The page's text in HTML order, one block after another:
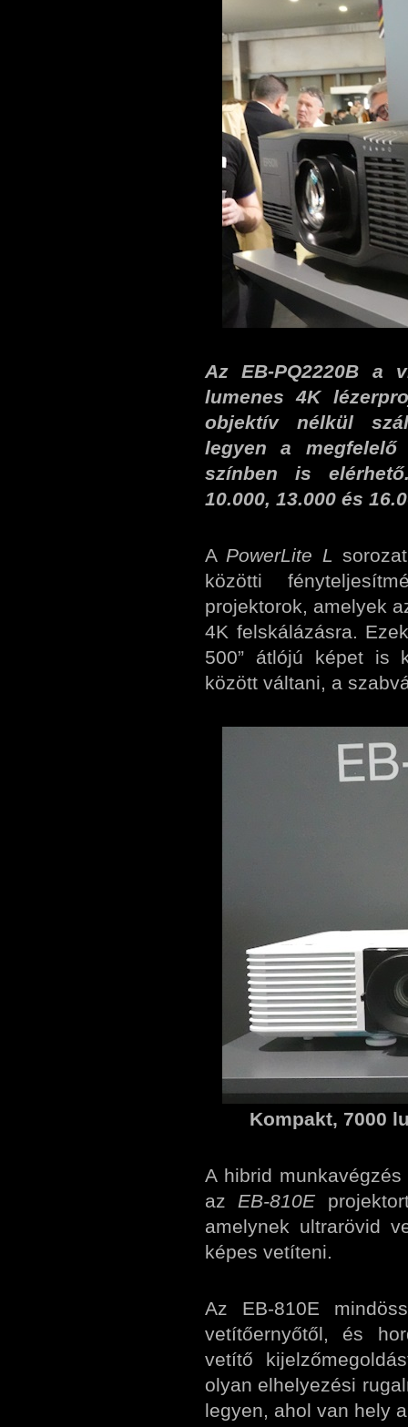
Az EB-PQ2220B a
lumenes 4K
objektív nélkül
legyen a
színben is
10.000, 13.000 és
A PowerLite L
közötti
projektorok, amelyek
4K felskálázásra.
500” átlójú képet is
között váltani, a
Kompakt, 7000
A hibrid
az EB-810E
amelynek ultrarövid
képes vetíteni.
Az EB-810E
vetítőernyőtől, és
vetítő
olyan elhelyezési
legyen, ahol van hely